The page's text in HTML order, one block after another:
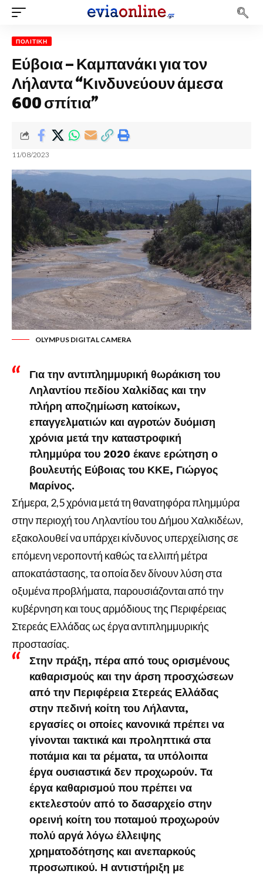
ΠΟΛΙΤΙΚΉ
Εύβοια – Καμπανάκι για τον
Λήλαντα “Κινδυνεύουν άμεσα
600 σπίτια”
11/08/2023
OLYMPUS DIGITAL CAMERA
Για την αντιπλημμυρική θωράκιση του
Ληλαντίου πεδίου Χαλκίδας και την
πλήρη αποζημίωση κατοίκων,
επαγγελματιών και αγροτών δυόμιση
χρόνια μετά την καταστροφική
πλημμύρα του 2020 έκανε ερώτηση ο
βουλευτής Εύβοιας του ΚΚΕ, Γιώργος
Μαρίνος.
Σήμερα, 2,5 χρόνια μετά τη θανατηφόρα πλημμύρα
στην περιοχή του Ληλαντίου του Δήμου Χαλκιδέων,
εξακολουθεί να υπάρχει κίνδυνος υπερχείλισης σε
επόμενη νεροποντή καθώς τα ελλιπή μέτρα
αποκατάστασης, τα οποία δεν δίνουν λύση στα
οξυμένα προβλήματα, παρουσιάζονται από την
κυβέρνηση και τους αρμόδιους της Περιφέρειας
Στερεάς Ελλάδας ως έργα αντιπλημμυρικής
προστασίας.
Στην πράξη, πέρα από τους ορισμένους
καθαρισμούς και την άρση προσχώσεων
από την Περιφέρεια Στερεάς Ελλάδας
στην πεδινή κοίτη του Λήλαντα,
εργασίες οι οποίες κανονικά πρέπει να
γίνονται τακτικά και προληπτικά στα
ποτάμια και τα ρέματα, τα υπόλοιπα
έργα ουσιαστικά δεν προχωρούν. Τα
έργα καθαρισμού που πρέπει να
εκτελεστούν από το δασαρχείο στην
ορεινή κοίτη του ποταμού προχωρούν
πολύ αργά λόγω έλλειψης
χρηματοδότησης και ανεπαρκούς
προσωπικού. Η αντιστήριξη με